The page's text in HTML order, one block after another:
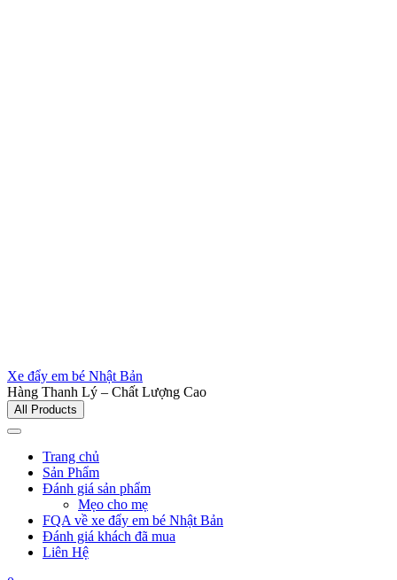
Xe đẩy em bé Nhật Bản
Hàng Thanh Lý – Chất Lượng Cao
All Products
Trang chủ
Sản Phẩm
Đánh giá sản phẩm
Mẹo cho mẹ
FQA về xe đẩy em bé Nhật Bản
Đánh giá khách đã mua
Liên Hệ